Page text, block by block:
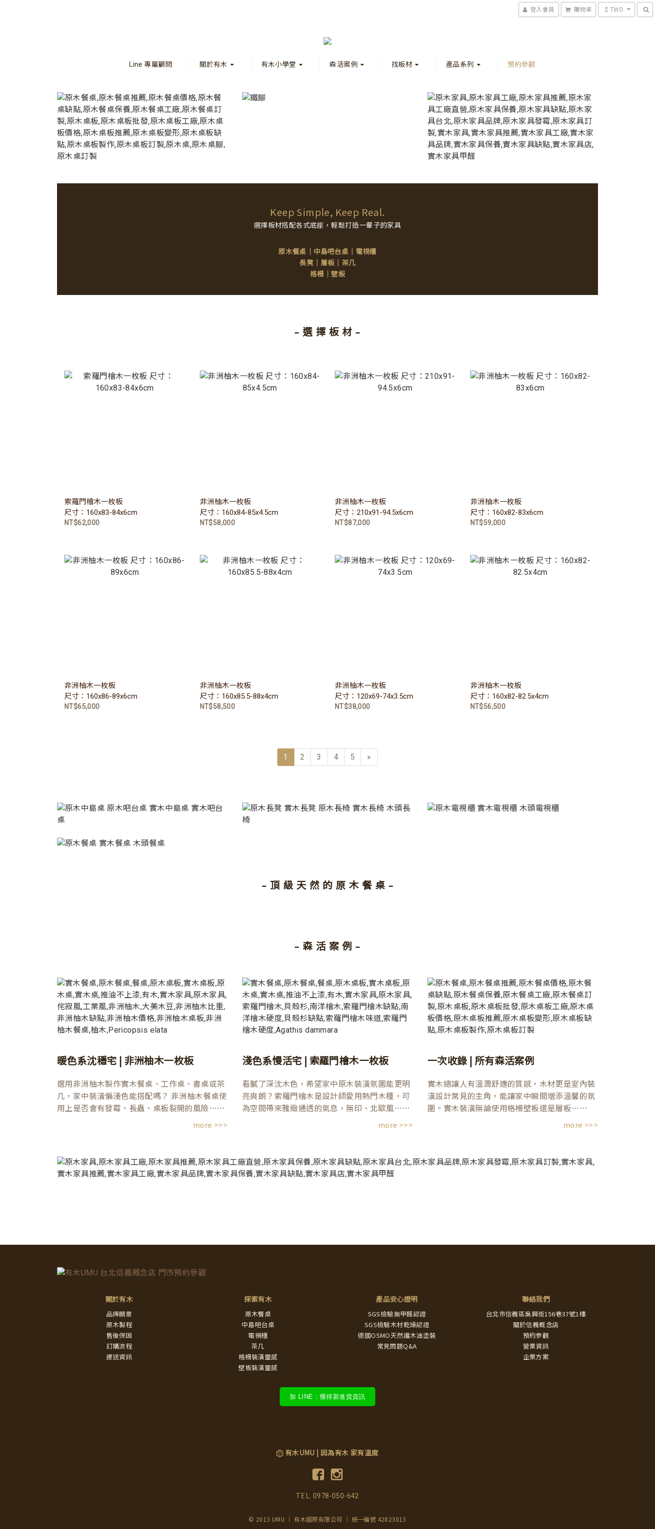
登入會員 購物車 $ TWD
Line 專屬顧問 關於有木 有木小學堂 森活案例 找板材 產品系列 預約參觀
Keep Simple, Keep Real.
選擇板材搭配各式底座 ，輕鬆打造一輩子的家具
原木餐桌 ｜ 中島吧台桌 ｜ 電視櫃
長凳 ｜ 層板 ｜ 茶几
格柵｜壁板
– 選 擇 板 材 –
索羅門檜木一枚板
尺寸：160x83-84x6cm
NT$62,000
非洲柚木一枚板
尺寸：160x84-85x4.5cm
NT$58,000
非洲柚木一枚板
尺寸：210x91-94.5x6cm
NT$87,000
非洲柚木一枚板
尺寸：160x82-83x6cm
NT$59,000
非洲柚木一枚板
尺寸：160x86-89x6cm
NT$65,000
非洲柚木一枚板
尺寸：160x85.5-88x4cm
NT$58,500
非洲柚木一枚板
尺寸：120x69-74x3.5cm
NT$38,000
非洲柚木一枚板
尺寸：160x82-82.5x4cm
NT$56,500
1 2 3 4 5 »
– 頂 級 天 然 的 原 木 餐 桌 –
– 森 活 案 例 –
暖色系沈穩宅 | 非洲柚木一枚板
選用非洲柚木製作實木餐桌、工作桌、書桌或茶
几，家中裝潢偏淺色能搭配嗎？ 非洲柚木餐桌使
用上是否會有發霉、長蟲、桌板裂開的風險⋯⋯
more >>>
淺色系慢活宅 | 索羅門檜木一枚板
看膩了深沈木色，希望家中原木裝潢氛圍能更明
亮爽朗？索羅門檜木是設計師愛用熱門木種，可
為空間帶來雅緻通透的氣息，無印、北歐風⋯⋯
more >>>
一次收錄 | 所有森活案例
實木總讓人有溫潤舒適的質感，木材更是室內裝
潢設計常見的主角，能讓家中瞬間增添溫馨的氛
圍。實木裝潢無論使用格柵壁板還是層板⋯⋯
more >>>
關於有木
品牌願景
原木製程
售後保固
訂購流程
運送資訊
探索有木
原木餐桌
中島吧台桌
電視櫃
茶几
格柵裝潢靈感
壁板裝潢靈感
產品安心證明
SGS檢驗無甲醛認證
SGS檢驗木材乾燥認證
德國OSMO天然護木油塗裝
常見問題Q&A
聯絡我們
台北市信義區吳興街156巷37號1樓
關於信義概念店
預約參觀
營業資訊
企業方案
加 LINE：獲得新進貨資訊
有木UMU | 因為有木 家有溫度
TEL.0978-050-642
© 2013 UMU ｜ 有木國際有限公司 ｜ 統一編號 42823013